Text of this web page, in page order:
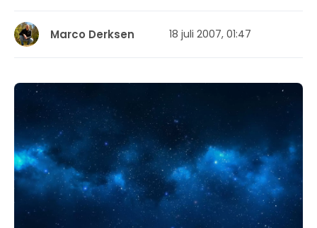
Marco Derksen 18 juli 2007, 01:47